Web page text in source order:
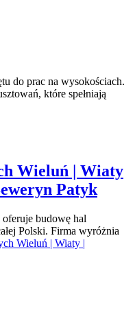
do prac na wysokościach.
które spełniają
Wieluń | Wiaty
Patyk
budowę hal
Polski. Firma wyróżnia
Wieluń | Wiaty |